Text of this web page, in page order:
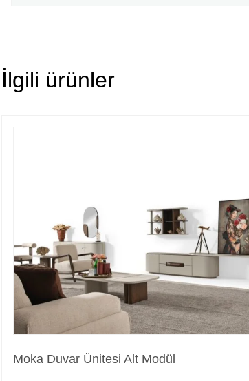
İlgili ürünler
Moka Duvar Ünitesi Alt Modül